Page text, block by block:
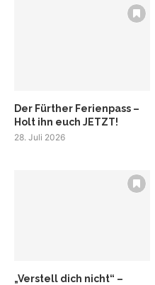
Der Fürther Ferienpass –
Holt ihn euch JETZT!
28. Juli 2026
„Verstell dich nicht“ –